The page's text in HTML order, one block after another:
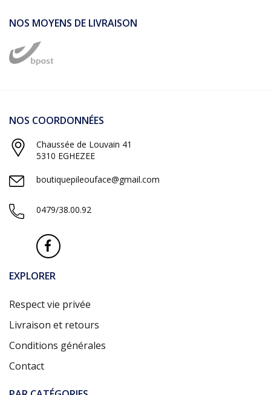
NOS MOYENS DE LIVRAISON
NOS COORDONNÉES
Chaussée de Louvain 41
5310 EGHEZEE
boutiquepileouface@gmail.com
0479/38.00.92
EXPLORER
Respect vie privée
Livraison et retours
Conditions générales
Contact